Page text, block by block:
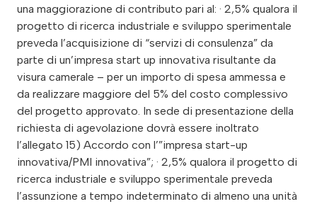
una maggiorazione di contributo pari al: · 2,5% qualora il
progetto di ricerca industriale e sviluppo sperimentale
preveda l’acquisizione di “servizi di consulenza” da
parte di un’impresa start up innovativa risultante da
visura camerale – per un importo di spesa ammessa e
da realizzare maggiore del 5% del costo complessivo
del progetto approvato. In sede di presentazione della
richiesta di agevolazione dovrà essere inoltrato
l’allegato 15) Accordo con l’”impresa start-up
innovativa/PMI innovativa”; · 2,5% qualora il progetto di
ricerca industriale e sviluppo sperimentale preveda
l’assunzione a tempo indeterminato di almeno una unità